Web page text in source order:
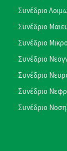
Συνέδριο
Συνέδριο
Συνέδριο
Συνέδριο
Συνέδριο
Συνέδριο
Συνέδριο